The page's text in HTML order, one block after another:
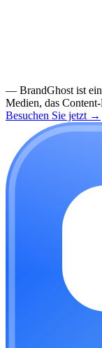
— BrandGhost ist
Medien, das
Besuchen Sie jetzt →